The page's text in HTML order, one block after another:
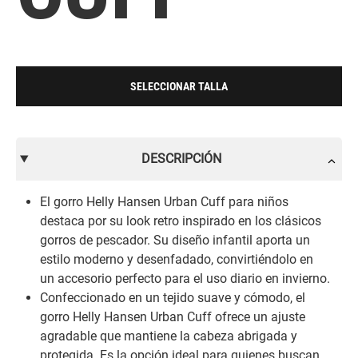
SELECCIONAR TALLA
DESCRIPCIÓN
El gorro Helly Hansen Urban Cuff para niños
destaca por su look retro inspirado en los clásicos
gorros de pescador. Su diseño infantil aporta un
estilo moderno y desenfadado, convirtiéndolo en
un accesorio perfecto para el uso diario en invierno.
Confeccionado en un tejido suave y cómodo, el
gorro Helly Hansen Urban Cuff ofrece un ajuste
agradable que mantiene la cabeza abrigada y